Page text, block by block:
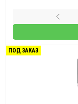
ПОД ЗАКАЗ